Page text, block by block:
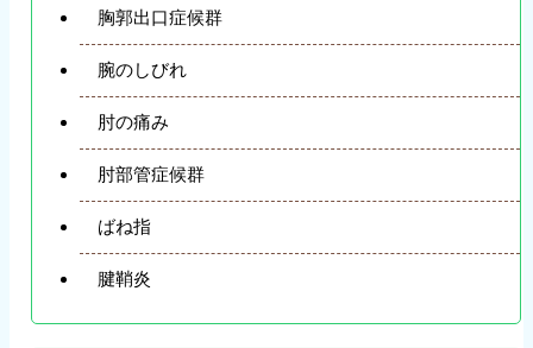
胸郭出口症候群
腕のしびれ
肘の痛み
肘部管症候群
ばね指
腱鞘炎